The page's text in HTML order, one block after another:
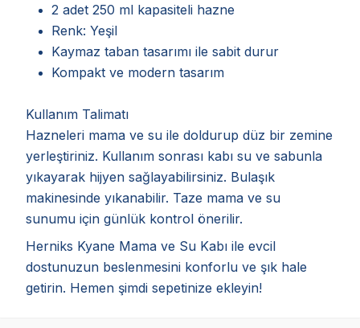
2 adet 250 ml kapasiteli hazne
Renk: Yeşil
Kaymaz taban tasarımı ile sabit durur
Kompakt ve modern tasarım
Kullanım Talimatı
Hazneleri mama ve su ile doldurup düz bir zemine
yerleştiriniz. Kullanım sonrası kabı su ve sabunla
yıkayarak hijyen sağlayabilirsiniz. Bulaşık
makinesinde yıkanabilir. Taze mama ve su
sunumu için günlük kontrol önerilir.
Herniks Kyane Mama ve Su Kabı ile evcil
dostunuzun beslenmesini konforlu ve şık hale
getirin. Hemen şimdi sepetinize ekleyin!